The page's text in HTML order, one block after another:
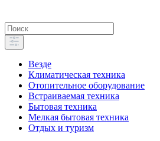
Везде
Климатическая техника
Отопительное оборудование
Встраиваемая техника
Бытовая техника
Мелкая бытовая техника
Отдых и туризм